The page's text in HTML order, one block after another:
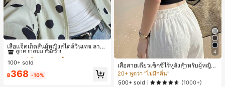
เสื้อแจ็คเก็ตสั้นผู้หญิงสไตล์วินเทจ ลายจุ
ดขนาดใหญ่ คอตั้ง เอวเข้ารูป แขนพอง
ทรงหลวม แฟชั่นอเนกประสงค์ สำหรับใ
ส่ประจำวันและไปเที่ยวพักผ่อน
#1 ขายดี
ใน กระเป๋า เสื้อคลุมลำลอง
ลูกค้ากลับมาซื้อซ้ำ!
#1 ขายดี ใน กระเป๋า เสื้อคลุมลำลอง
ลูกค้ากลับมาซื้อซ้ำ!
#1 ขายดี ใน กระเป๋า เสื้อคลุมลำลอง
ลูกค้ากลับมาซื้อซ้ำ!
#1 ขายดี
ใน กระเป๋า เสื้อคลุมลำลอง
100+ sold
฿368 -10%
4
เสื้อสายเดี่ยวเซ็กซี่ไร้หลังสำหรับผู้หญิง
พร้อมบราแบบมีฟองน้ำ, เสื้อกล้ามแขน
กุด, เสื้อลำลองสีดำสำหรับฤดูร้อน
20+ พูดว่า "ไม่มีกลิ่น"
500+ sold
(1000+)